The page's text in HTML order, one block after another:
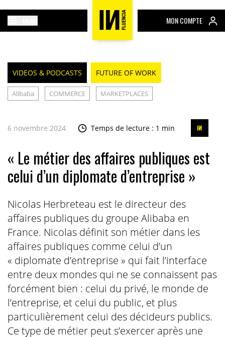
MON COMPTE
VIDEOS & PODCASTS FUTURE OF WORK
Alibaba COMMERCE MARKETPLACES
6 novembre 2024 Temps de lecture : 1 min
« Le métier des affaires publiques est
celui d’un diplomate d’entreprise »
Nicolas Herbreteau est le directeur des
affaires publiques du groupe Alibaba en
France. Nicolas définit son métier dans les
affaires publiques comme celui d’un
« diplomate d’entreprise » qui fait l’interface
entre deux mondes qui ne se connaissent pas
forcément bien : celui du privé, le monde de
l’entreprise, et celui du public, et plus
particulièrement celui des décideurs publics.
Ce type de métier peut s’exercer après une